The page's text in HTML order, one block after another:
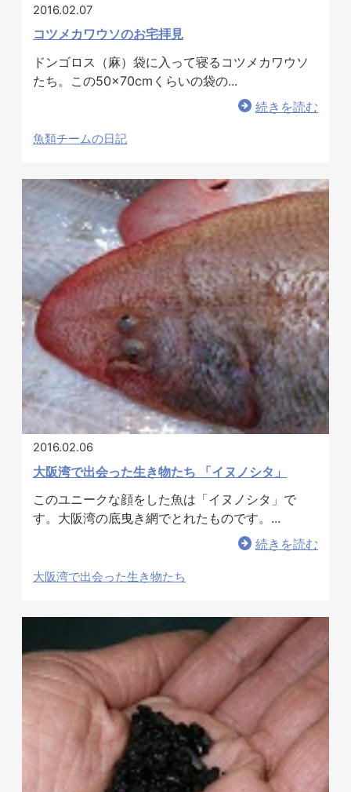
2016.02.07
コツメカワウソのお宅拝見
ドンゴロス（麻）袋に入って寝るコツメカワウソ
たち。この50×70cmくらいの袋の...
続きを読む
魚類チームの日記
2016.02.06
大阪湾で出会った生き物たち 「イヌノシタ」
このユニークな顔をした魚は「イヌノシタ」で
す。大阪湾の底曳き網でとれたものです。...
続きを読む
大阪湾で出会った生き物たち